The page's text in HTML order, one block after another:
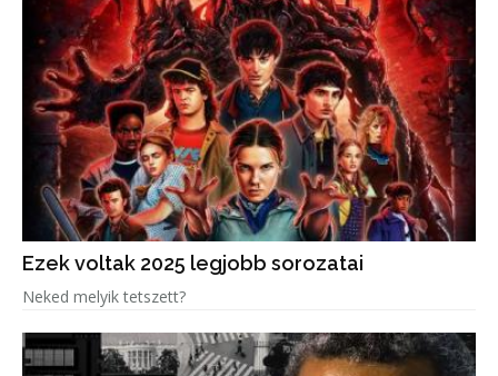
Ezek voltak 2025 legjobb sorozatai
Neked melyik tetszett?